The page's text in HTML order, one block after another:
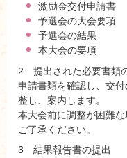
激励金交付申請書
予選会の大会要項
予選会の結果
本大会の要項
2 提出された必要書類
申請書類を確認し、交
整し、案内します。
本大会前に調整が困難
ご了承ください。
3 結果報告書の提出